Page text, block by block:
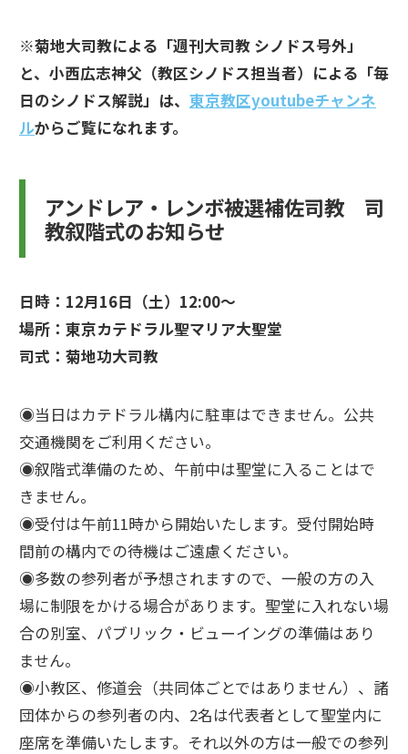
※菊地大司教による「週刊大司教 シノドス号外」
と、小西広志神父（教区シノドス担当者）による「毎
日のシノドス解説」は、 東京教区youtubeチャンネ
ルからご覧になれます。
アンドレア・レンボ被選補佐司教 司
教叙階式のお知らせ
日時：12月16日（土）12:00～
場所：東京カテドラル聖マリア大聖堂
司式：菊地功大司教
◉当日はカテドラル構内に駐車はできません。公共
交通機関をご利用ください。
◉叙階式準備のため、午前中は聖堂に入ることはで
きません。
◉受付は午前11時から開始いたします。受付開始時
間前の構内での待機はご遠慮ください。
◉多数の参列者が予想されますので、一般の方の入
場に制限をかける場合があります。聖堂に入れない場
合の別室、パブリック・ビューイングの準備はあり
ません。
◉小教区、修道会（共同体ごとではありません）、諸
団体からの参列者の内、2名は代表者として聖堂内に
座席を準備いたします。それ以外の方は一般での参列